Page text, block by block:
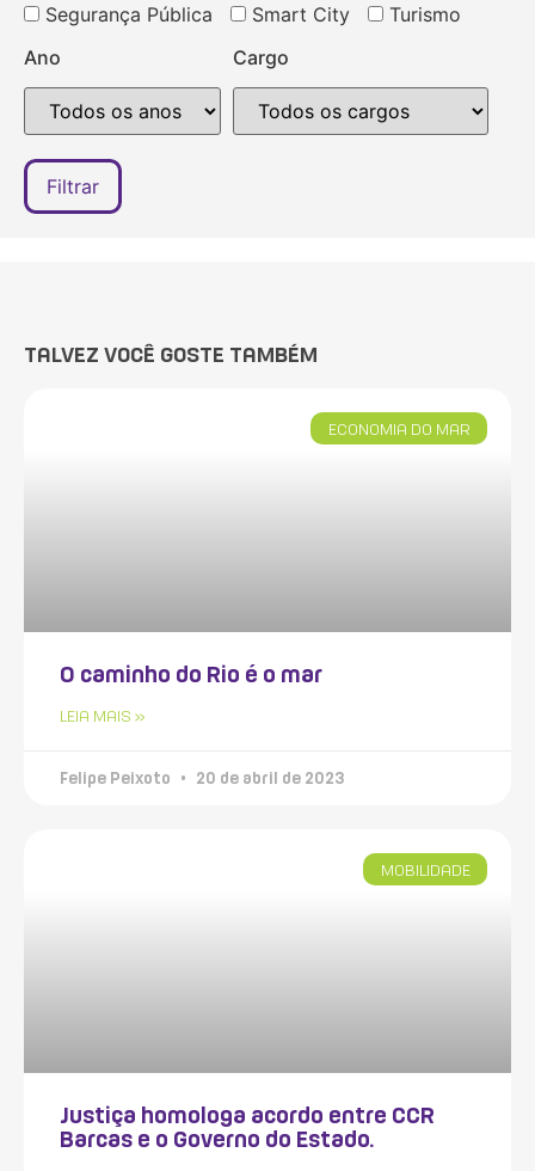
Segurança Pública
Smart City
Turismo
Ano
Cargo
TALVEZ VOCÊ GOSTE TAMBÉM
ECONOMIA DO MAR
O caminho do Rio é o mar
LEIA MAIS »
Felipe Peixoto 20 de abril de 2023
MOBILIDADE
Justiça homologa acordo entre CCR
Barcas e o Governo do Estado.